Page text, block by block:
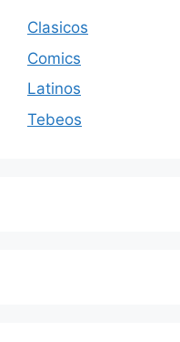
Clasicos
Comics
Latinos
Tebeos